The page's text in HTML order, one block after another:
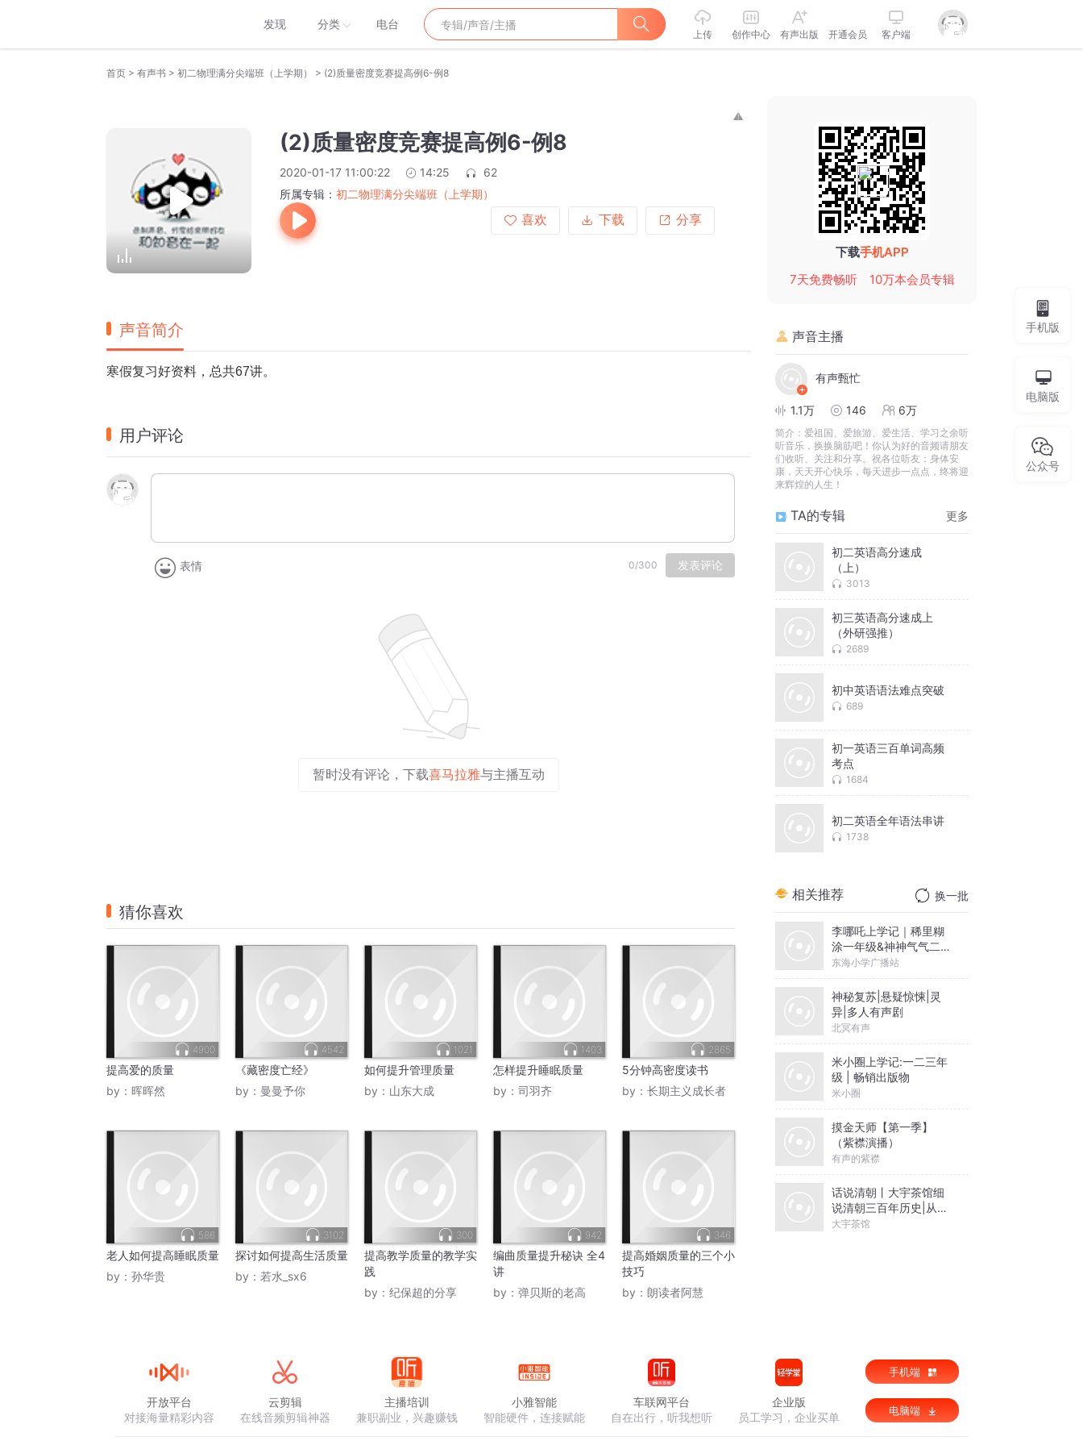
发现 分类 电台
上传 创作中心 有声出版 开通会员 客户端
首页 > 有声书 > 初二物理满分尖端班（上学期） > (2)质量密度竞赛提高例6-例8
(2)质量密度竞赛提高例6-例8
2020-01-17 11:00:22 14:25
62
所属专辑： 初二物理满分尖端班（上学期）
喜欢
下载 分享
声音简介
寒假复习好资料，总共67讲。
用户评论
表情 0/300 发表评论
暂时没有评论，下载喜马拉雅与主播互动
猜你喜欢
4900
提高爱的质量
by： 晖晖然
4542
《藏密度亡经》
by： 曼曼予你
1021
如何提升管理质量
by： 山东大成
1403
怎样提升睡眠质量
by： 司羽齐
2865
5分钟高密度读书
by： 长期主义成长者
586
老人如何提高睡眠质量
by： 孙华贵
3102
探讨如何提高生活质量
by： 若水_sx6
300
提高教学质量的教学实
践
by： 纪保超的分享
942
编曲质量提升秘诀 全4
讲
by： 弹贝斯的老高
346
提高婚姻质量的三个小
技巧
by： 朗读者阿慧
下载手机APP
7天免费畅听
10万本会员专辑
声音主播
有声甄忙
1.1万 146 6万
简介： 爱祖国、爱旅游、爱生活、学习之余听
听音乐，换换脑筋吧！你认为好的音频请朋友
们收听、关注和分享。祝各位听友：身体安
康，天天开心快乐，每天进步一点点，终将迎
来辉煌的人生！
TA的专辑 更多
初二英语高分速成
（上）
3013
初三英语高分速成上
（外研强推）
2689
初中英语语法难点突破
689
初一英语三百单词高频
考点
1684
初二英语全年语法串讲
1738
相关推荐 换一批
李哪吒上学记｜稀里糊
涂一年级&神神气气二年
级
东海小学广播站
神秘复苏|悬疑惊悚|灵
异|多人有声剧
北冥有声
米小圈上学记:一二三年
级 | 畅销出版物
米小圈
摸金天师【第一季】
（紫襟演播）
有声的紫襟
话说清朝丨大宇茶馆细
说清朝三百年历史|从努
尔哈赤到末代皇帝溥仪|
大宇茶馆
手机版
电脑版
公众号
开放平台
对接海量精彩内容
云剪辑
在线音频剪辑神器
主播培训
兼职副业，兴趣赚钱
小雅智能
智能硬件，连接赋能
车联网平台
自在出行，听我想听
企业版
员工学习，企业买单
手机端
电脑端